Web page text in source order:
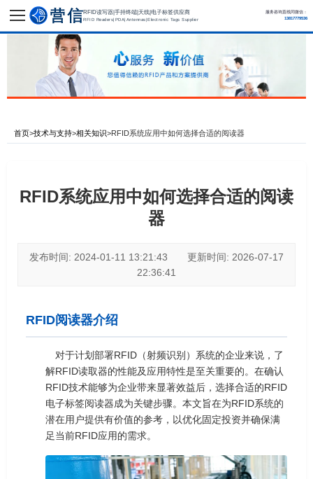
RFID读写器|手持终端|天线|电子标签供应商
RFID Readers|PDA|Antennas|Electronic Tags Supplier
服务咨询直线同微信：
13817779536
首页>技术与支持>相关知识>RFID系统应用中如何选择合适的阅读器
RFID系统应用中如何选择合适的阅读
器
发布时间: 2024-01-11 13:21:43 更新时间: 2026-07-17
22:36:41
RFID阅读器介绍
对于计划部署RFID（射频识别）系统的企业来说，了
解RFID读取器的性能及应用特性是至关重要的。在确认
RFID技术能够为企业带来显著效益后，选择合适的RFID
电子标签阅读器成为关键步骤。本文旨在为RFID系统的
潜在用户提供有价值的参考，以优化固定投资并确保满
足当前RFID应用的需求。